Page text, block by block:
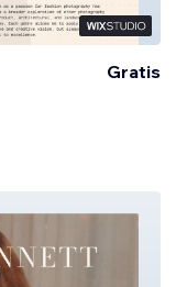
Gratis